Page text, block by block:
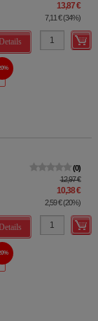
13,87 €
7,11 €(34%)
Details
0
12,97 €
10,38 €
2,59 €(20%)
Details